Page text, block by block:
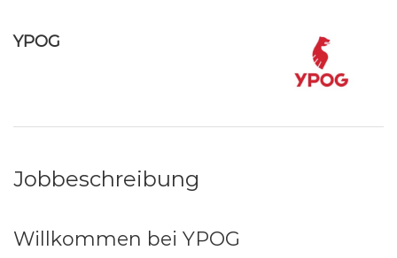
YPOG
Jobbeschreibung
Willkommen bei YPOG